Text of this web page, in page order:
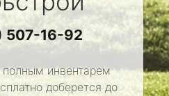
507-16-92
инвентарем
доберется до